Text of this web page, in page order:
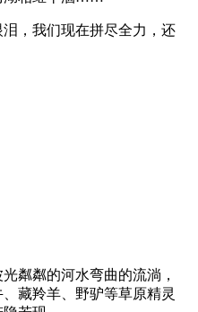
，我们现在拼尽全力，还
粼粼的河水弯曲的流淌，
藏羚羊、野驴等草原精灵